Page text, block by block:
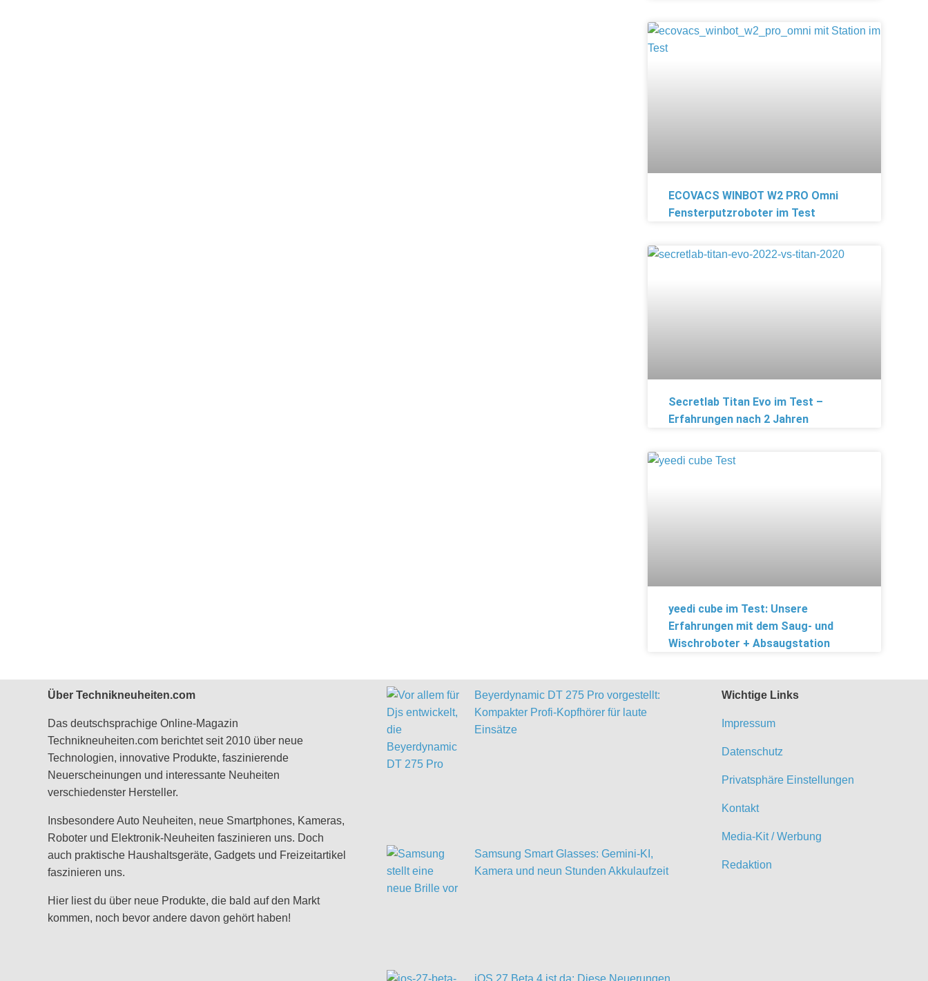
ECOVACS WINBOT W2 PRO Omni
Fensterputzroboter im Test
Secretlab Titan Evo im Test –
Erfahrungen nach 2 Jahren
yeedi cube im Test: Unsere
Erfahrungen mit dem Saug- und
Wischroboter + Absaugstation
Über Technikneuheiten.com
Das deutschsprachige Online-Magazin
Technikneuheiten.com berichtet seit 2010 über neue
Technologien, innovative Produkte, faszinierende
Neuerscheinungen und interessante Neuheiten
verschiedenster Hersteller.
Insbesondere Auto Neuheiten, neue Smartphones, Kameras,
Roboter und Elektronik-Neuheiten faszinieren uns. Doch
auch praktische Haushaltsgeräte, Gadgets und Freizeitartikel
faszinieren uns.
Hier liest du über neue Produkte, die bald auf den Markt
kommen, noch bevor andere davon gehört haben!
Beyerdynamic DT 275 Pro vorgestellt:
Kompakter Profi-Kopfhörer für laute
Einsätze
Samsung Smart Glasses: Gemini-KI,
Kamera und neun Stunden Akkulaufzeit
iOS 27 Beta 4 ist da: Diese Neuerungen
Wichtige Links
Impressum
Datenschutz
Privatsphäre Einstellungen
Kontakt
Media-Kit / Werbung
Redaktion